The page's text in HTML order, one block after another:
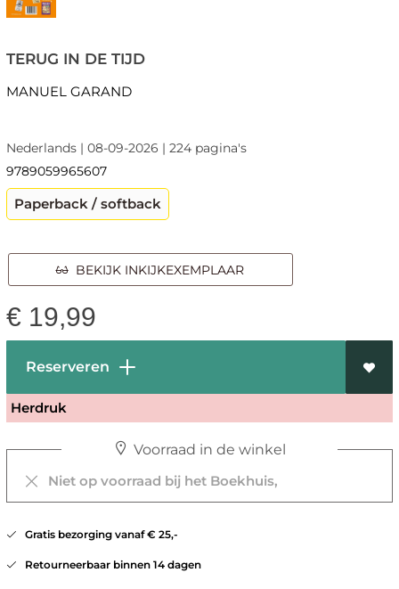
TERUG IN DE TIJD
MANUEL GARAND
Nederlands | 08-09-2026 | 224 pagina's
9789059965607
Paperback / softback
BEKIJK INKIJKEXEMPLAAR
€ 19,99
Reserveren
Herdruk
Voorraad in de winkel
Niet op voorraad bij het Boekhuis,
Gratis bezorging vanaf € 25,-
Retourneerbaar binnen 14 dagen